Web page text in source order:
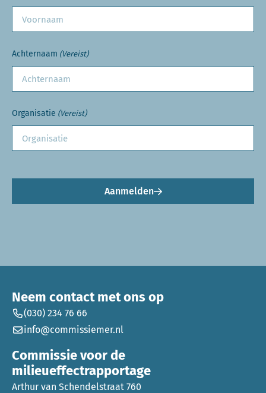
Achternaam (Vereist)
Organisatie (Vereist)
Aanmelden
Neem contact met ons op
(030) 234 76 66
info@commissiemer.nl
Commissie voor de
milieueffectrapportage
Arthur van Schendelstraat 760